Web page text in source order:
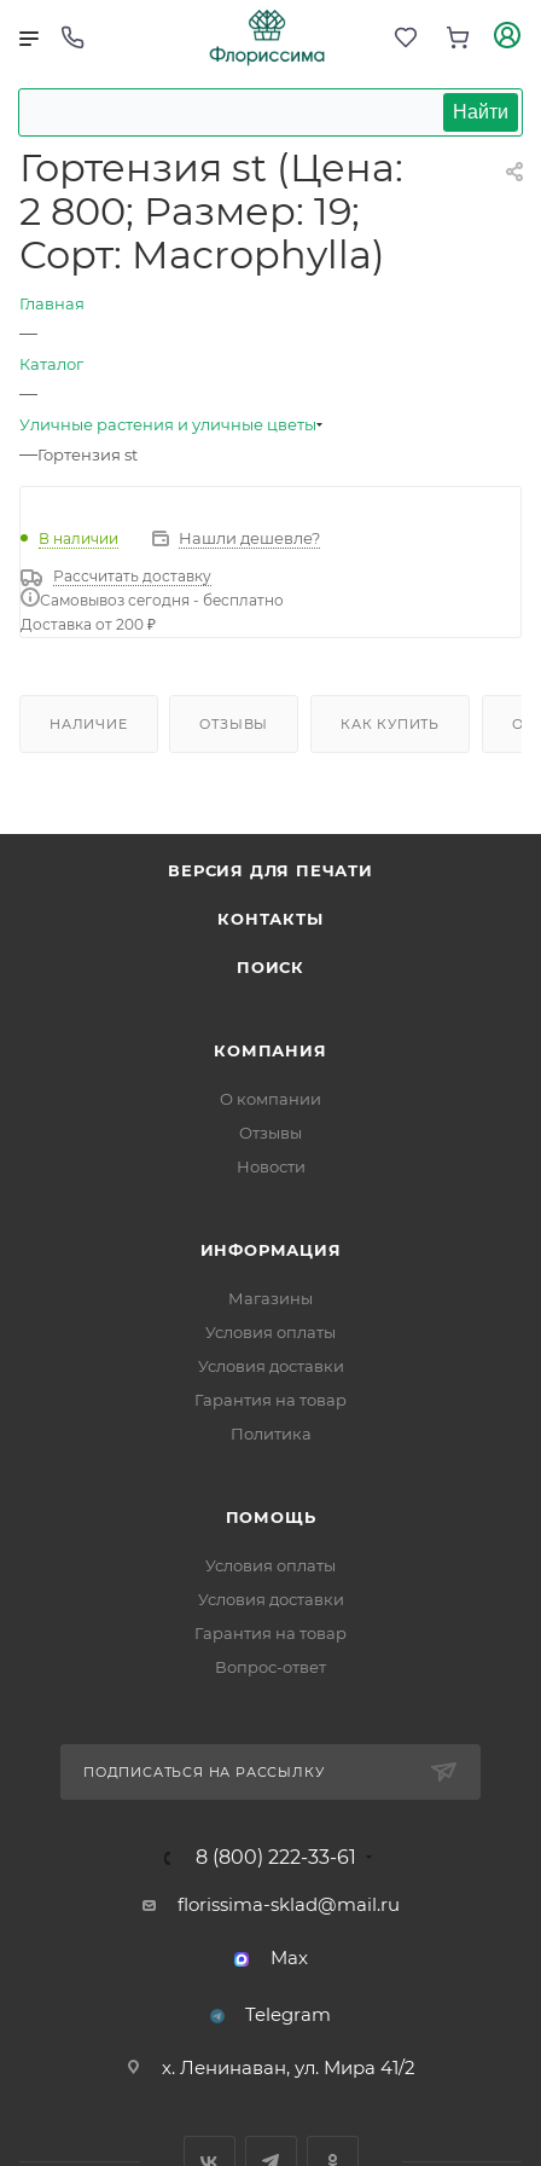
Найти
Гортензия st (Цена:
2 800; Размер: 19;
Сорт: Macrophylla)
Главная
—
Каталог
—
Уличные растения и уличные цветы
—Гортензия st
В наличии Нашли дешевле?
Рассчитать доставку
Самовывоз сегодня - бесплатно
Доставка от 200 ₽
НАЛИЧИЕ ОТЗЫВЫ КАК КУПИТЬ
ВЕРСИЯ ДЛЯ ПЕЧАТИ
КОНТАКТЫ
ПОИСК
КОМПАНИЯ
О компании
Отзывы
Новости
ИНФОРМАЦИЯ
Магазины
Условия оплаты
Условия доставки
Гарантия на товар
Политика
ПОМОЩЬ
Условия оплаты
Условия доставки
Гарантия на товар
Вопрос-ответ
ПОДПИСАТЬСЯ НА РАССЫЛКУ
8 (800) 222-33-61
florissima-sklad@mail.ru
Max
Telegram
х. Ленинаван, ул. Мира 41/2